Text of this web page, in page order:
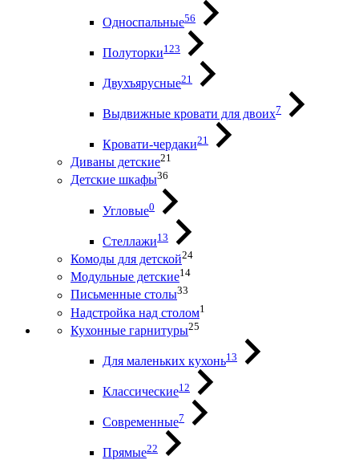
Односпальные56
Полуторки123
Двухъярусные21
Выдвижные кровати для двоих7
Кровати-чердаки21
Диваны детские21
Детские шкафы36
Угловые0
Стеллажи13
Комоды для детской24
Модульные детские14
Письменные столы33
Надстройка над столом1
Кухонные гарнитуры25
Для маленьких кухонь13
Классические12
Современные7
Прямые22